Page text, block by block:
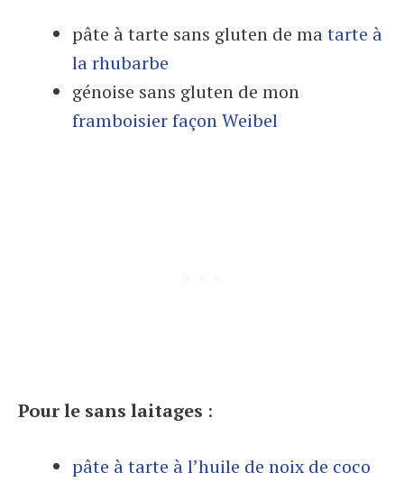
pâte à tarte sans gluten de matarte à
la rhubarbe
génoise sans gluten de mon
framboisier façon Weibel
Pour le sans laitages :
pâte à tarte à l’huile de noix de coco